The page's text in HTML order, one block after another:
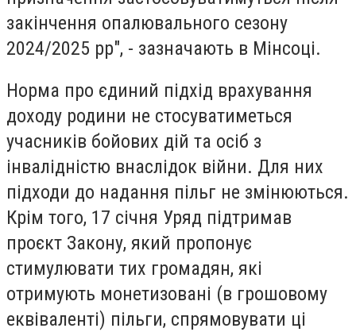
закінчення опалювального сезону
2024/2025 рр", - зазначають в Мінсоці.
Норма про єдиний підхід врахування
доходу родини не стосуватиметься
учасників бойових дій та осіб з
інвалідністю внаслідок війни. Для них
підходи до надання пільг не змінюються.
Крім того, 17 січня Уряд підтримав
проєкт Закону, який пропонує
стимулювати тих громадян, які
отримують монетизовані (в грошовому
еквіваленті) пільги, спрямовувати ці